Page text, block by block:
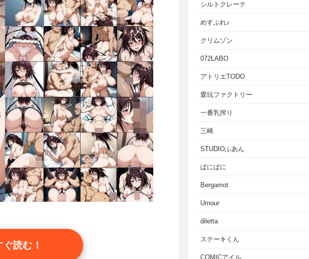
ぐ読む！
シルトクレーテ
めすぷれ♪
クリムゾン
072LABO
アトリエTODO
愛玩ファクトリー
一番乳搾り
三崎
STUDIOふあん
ぱにぱに
Bergamot
Umour
diletta
ステーキくん
COMICアイル